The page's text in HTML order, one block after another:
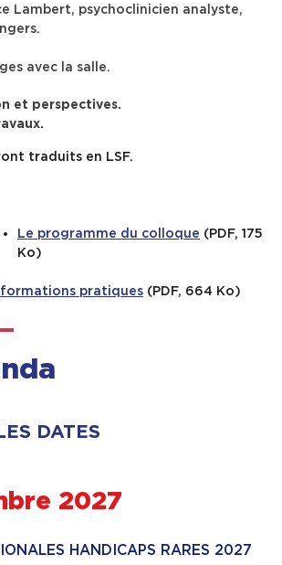
Lambert, psychoclinicien analyste,
avec la salle.
et perspectives.
traduits en LSF.
Le programme du colloque (PDF, 175
Ko)
pratiques (PDF, 664 Ko)
DATES
2027
HANDICAPS RARES 2027